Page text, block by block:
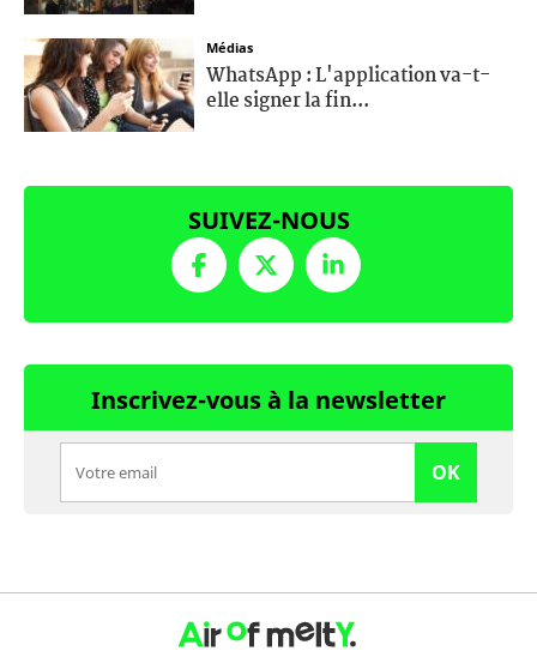
Médias
WhatsApp : L'application va-t-
elle signer la fin...
SUIVEZ-NOUS
Inscrivez-vous à la newsletter
OK